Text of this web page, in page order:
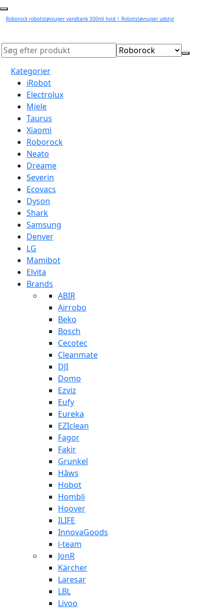
Roborock robotstøvsuger vandtank 300ml hvid | Robotstøvsuger udstyr
Kategorier
iRobot
Electrolux
Miele
Taurus
Xiaomi
Roborock
Neato
Dreame
Severin
Ecovacs
Dyson
Shark
Samsung
Denver
LG
Mamibot
Elvita
Brands
ABIR
Airrobo
Beko
Bosch
Cecotec
Cleanmate
DJI
Domo
Ezviz
Eufy
Eureka
EZIclean
Fagor
Fakir
Grunkel
Hâws
Hobot
Hombli
Hoover
ILIFE
InnovaGoods
i-team
JonR
Kärcher
Laresar
LBL
Livoo